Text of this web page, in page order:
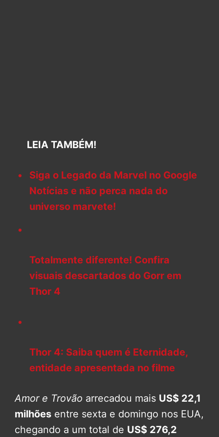
LEIA TAMBÉM!
Siga o Legado da Marvel no Google
Notícias e não perca nada do
universo marvete!
Totalmente diferente! Confira
visuais descartados do Gorr em
Thor 4
Thor 4: Saiba quem é Eternidade,
entidade apresentada no filme
Amor e Trovão arrecadou mais US$ 22,1
milhões entre sexta e domingo nos EUA,
chegando a um total de US$ 276,2